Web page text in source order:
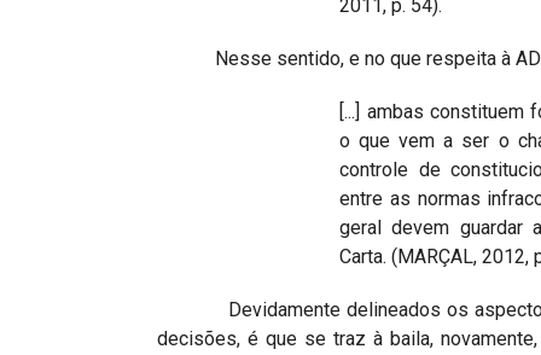
2011, p. 54).
Nesse sentido, e no que respeita à
[...] ambas constituem
o que vem a ser o
controle de
entre as normas
geral devem guardar
Carta. (MARÇAL, 2012,
Devidamente delineados os aspectos
decisões, é que se traz à baila,